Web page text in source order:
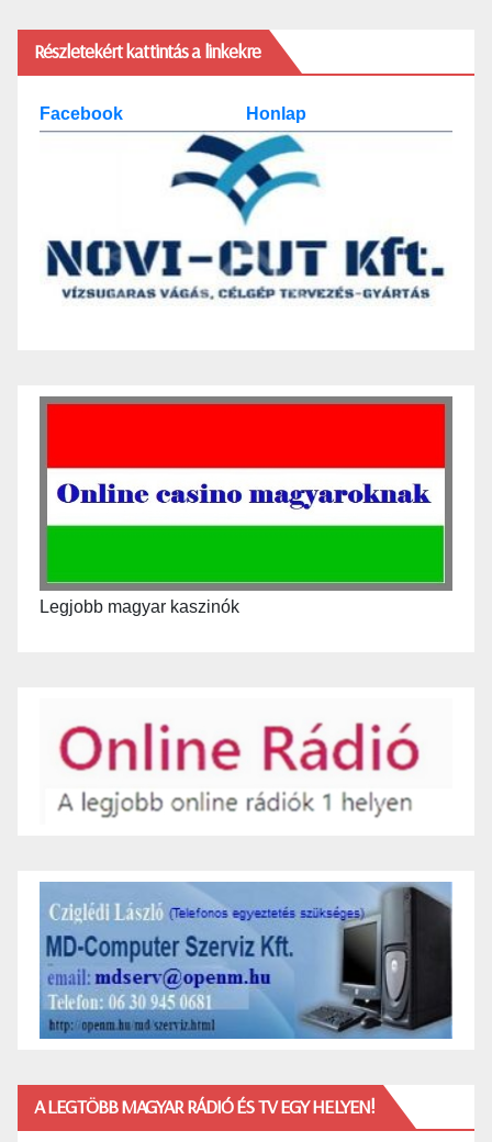
Részletekért kattintás a linkekre
Facebook Honlap
Legjobb magyar kaszinók
A LEGTÖBB MAGYAR RÁDIÓ ÉS TV EGY HELYEN!